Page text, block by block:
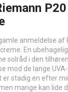
P20
anmeldelse af
En
solråd i den
mod de lange
er stadig en efter
mange kan lide